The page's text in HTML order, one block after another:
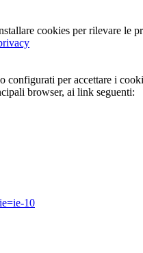
cookies per rilevare
per accettare i
browser, ai link seguenti:
10